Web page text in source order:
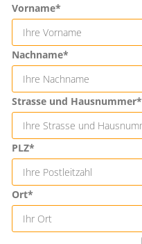
Vorname*
Nachname*
Strasse und Hausnummer*
PLZ*
Ort*